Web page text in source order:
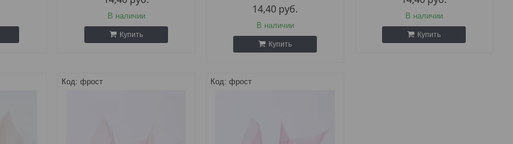
В наличии
Купить
14,40 руб.
В наличии
Купить
В наличии
Купить
фрост фрост